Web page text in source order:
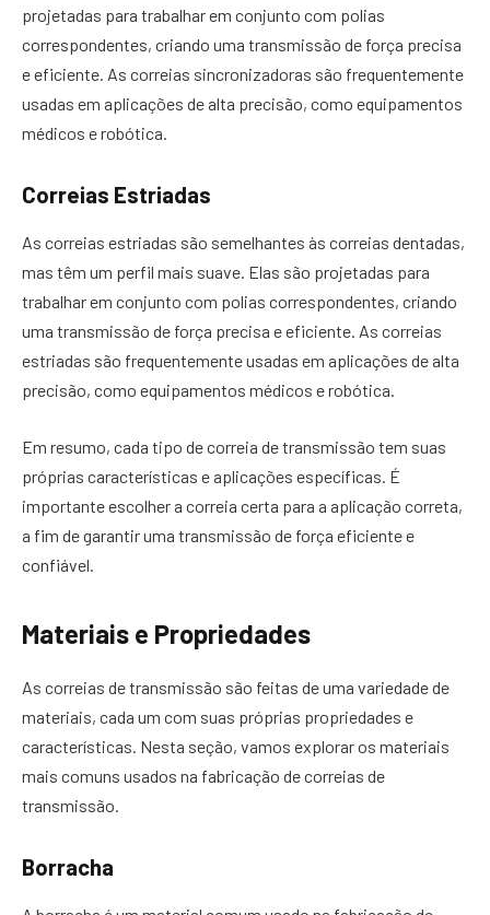
projetadas para trabalhar em conjunto com polias
correspondentes, criando uma transmissão de força precisa
e eficiente. As correias sincronizadoras são frequentemente
usadas em aplicações de alta precisão, como equipamentos
médicos e robótica.
Correias Estriadas
As correias estriadas são semelhantes às correias dentadas,
mas têm um perfil mais suave. Elas são projetadas para
trabalhar em conjunto com polias correspondentes, criando
uma transmissão de força precisa e eficiente. As correias
estriadas são frequentemente usadas em aplicações de alta
precisão, como equipamentos médicos e robótica.
Em resumo, cada tipo de correia de transmissão tem suas
próprias características e aplicações específicas. É
importante escolher a correia certa para a aplicação correta,
a fim de garantir uma transmissão de força eficiente e
confiável.
Materiais e Propriedades
As correias de transmissão são feitas de uma variedade de
materiais, cada um com suas próprias propriedades e
características. Nesta seção, vamos explorar os materiais
mais comuns usados na fabricação de correias de
transmissão.
Borracha